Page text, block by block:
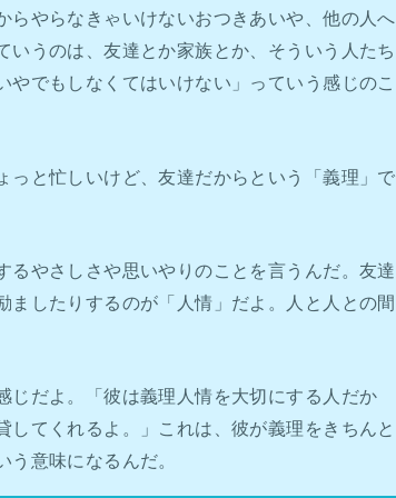
らやらなきゃいけないおつきあいや、他の人へ
うのは、友達とか家族とか、そういう人たち
でもしなくてはいけない」っていう感じのこ
と忙しいけど、友達だからという「義理」で
やさしさや思いやりのことを言うんだ。友達
したりするのが「人情」だよ。人と人との間
じだよ。「彼は義理人情を大切にする人だか
てくれるよ。」これは、彼が義理をきちんと
意味になるんだ。